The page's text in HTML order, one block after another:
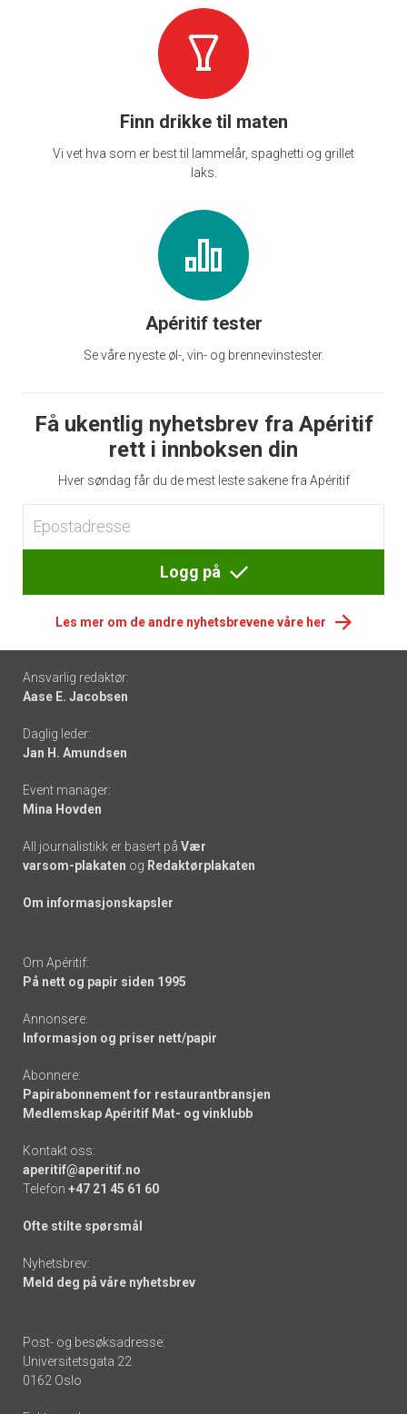
Finn drikke til maten
Vi vet hva som er best til lammelår, spaghetti og grillet
laks.
Apéritif tester
Se våre nyeste øl-, vin- og brennevinstester.
Få ukentlig nyhetsbrev fra Apéritif
rett i innboksen din
Hver søndag får du de mest leste sakene fra Apéritif
Logg på
Les mer om de andre nyhetsbrevene våre her
Footer
-
links
Ansvarlig redaktør:
Aase E. Jacobsen
Daglig leder:
Jan H. Amundsen
Event manager:
Mina Hovden
All journalistikk er basert på Vær
varsom-plakaten og Redaktørplakaten
Om informasjonskapsler
Om Apéritif:
På nett og papir siden 1995
Annonsere:
Informasjon og priser nett/papir
Abonnere:
Papirabonnement for restaurantbransjen
Medlemskap Apéritif Mat- og vinklubb
Kontakt oss:
aperitif@aperitif.no
Telefon +47 21 45 61 60
Ofte stilte spørsmål
Nyhetsbrev:
Meld deg på våre nyhetsbrev
Post- og besøksadresse:
Universitetsgata 22
0162 Oslo